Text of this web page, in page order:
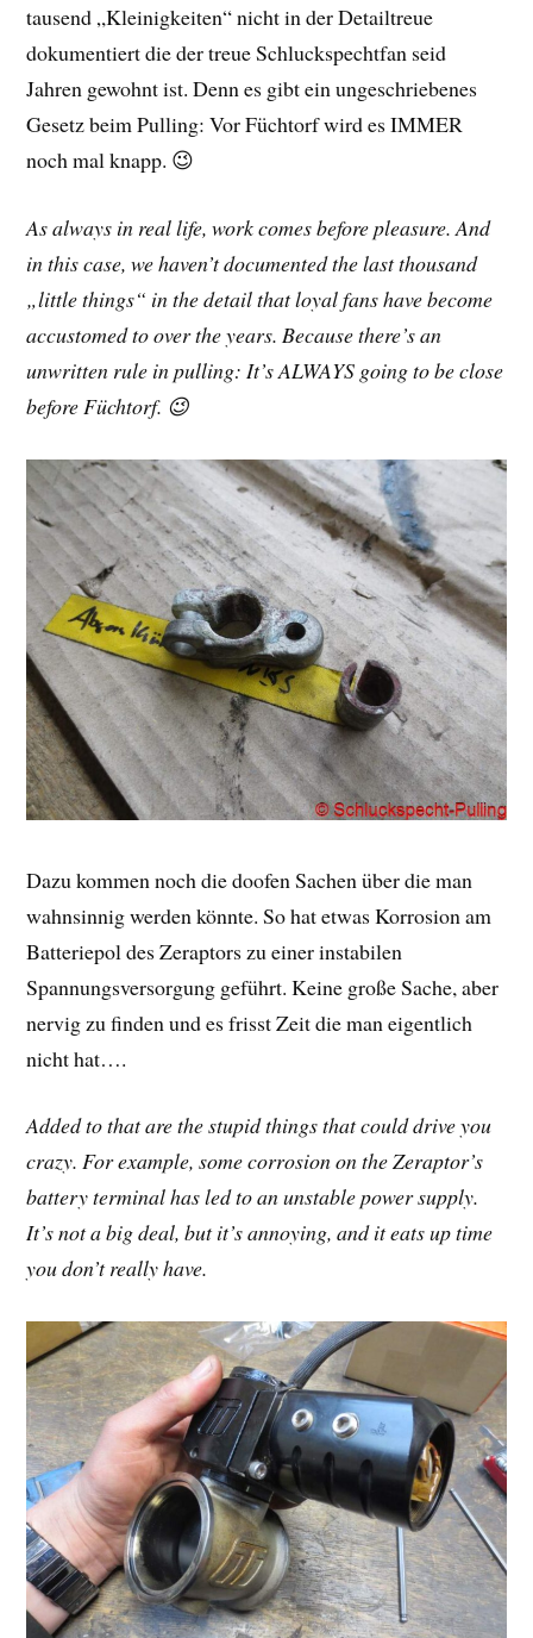
tausend „Kleinigkeiten“ nicht in der Detailtreue
dokumentiert die der treue Schluckspechtfan seid
Jahren gewohnt ist. Denn es gibt ein ungeschriebenes
Gesetz beim Pulling: Vor Füchtorf wird es IMMER
noch mal knapp. 😉
As always in real life, work comes before pleasure. And
in this case, we haven’t documented the last thousand
„little things“ in the detail that loyal fans have become
accustomed to over the years. Because there’s an
unwritten rule in pulling: It’s ALWAYS going to be close
before Füchtorf. 😉
Dazu kommen noch die doofen Sachen über die man
wahnsinnig werden könnte. So hat etwas Korrosion am
Batteriepol des Zeraptors zu einer instabilen
Spannungsversorgung geführt. Keine große Sache, aber
nervig zu finden und es frisst Zeit die man eigentlich
nicht hat….
Added to that are the stupid things that could drive you
crazy. For example, some corrosion on the Zeraptor’s
battery terminal has led to an unstable power supply.
It’s not a big deal, but it’s annoying, and it eats up time
you don’t really have.